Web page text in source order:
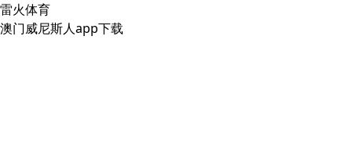
雷火体育
澳门威尼斯人app下载